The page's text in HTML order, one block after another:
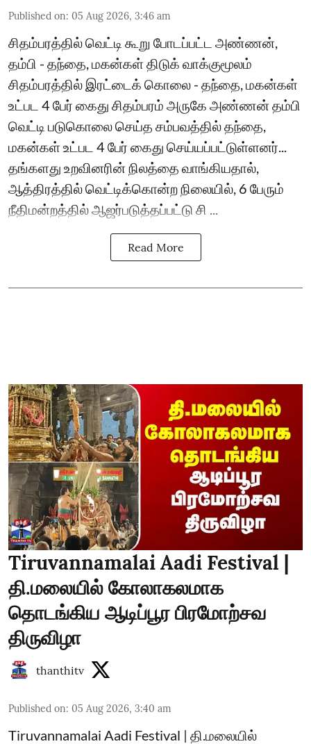
Published on: 05 Aug 2026, 3:46 am
சிதம்பரத்தில் வெட்டி கூறு போடப்பட்ட அண்ணன்,
தம்பி - தந்தை, மகன்கள் திடுக் வாக்குமூலம்
சிதம்பரத்தில் இரட்டைக் கொலை - தந்தை, மகன்கள்
உட்பட 4 பேர் கைது சிதம்பரம் அருகே அண்ணன் தம்பி
வெட்டி படுகொலை செய்த சம்பவத்தில் தந்தை,
மகன்கள் உட்பட 4 பேர் கைது செய்யப்பட்டுள்ளனர்...
தங்களது உறவினரின் நிலத்தை வாங்கியதால்,
ஆத்திரத்தில் வெட்டிக்கொன்ற நிலையில், 6 பேரும்
நீதிமன்றத்தில் ஆஜர்படுத்தப்பட்டு சி ...
Read More
Tiruvannamalai Aadi Festival |
தி.மலையில் கோலாகலமாக
தொடங்கிய ஆடிப்பூர பிரமோற்சவ
திருவிழா
thanthitv
Published on: 05 Aug 2026, 3:40 am
Tiruvannamalai Aadi Festival | தி.மலையில்